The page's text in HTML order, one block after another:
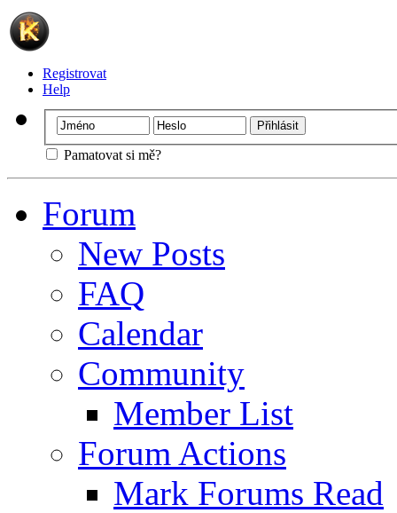
Registrovat
Help
Pamatovat si mě?
Forum
New Posts
FAQ
Calendar
Community
Member List
Forum Actions
Mark Forums Read